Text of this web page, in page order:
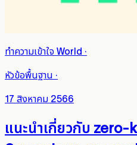
ทำความเข้าใจ World ·
หัวข้อพื้นฐาน ·
17 สิงหาคม 2566
แนะนำเกี่ยวกับ